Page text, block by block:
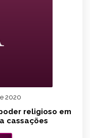
2020
religioso em
cassações